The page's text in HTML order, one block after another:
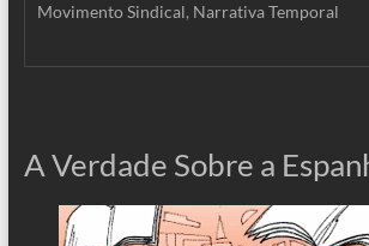
Movimento Sindical, Narrativa Temporal
A Verdade Sobre a